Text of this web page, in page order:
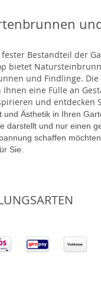
Bestandteil der
bietet
und Findlinge.
eine Fülle an
und entdecken
Ästhetik in Ihren
darstellt und nur einen
schaffen
Sie.